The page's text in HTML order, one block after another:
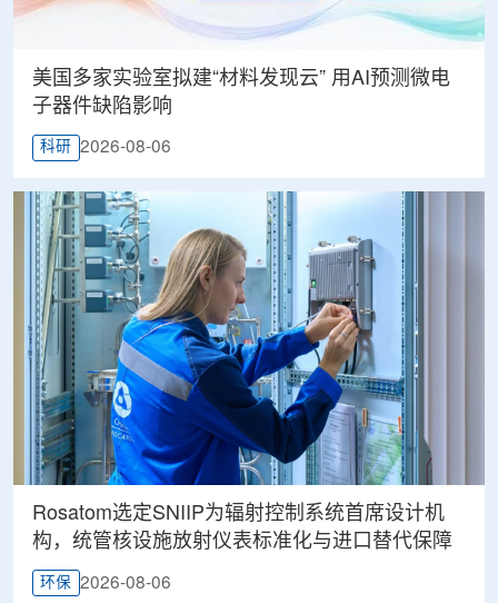
美国多家实验室拟建“材料发现云” 用AI预测微电
子器件缺陷影响
科研 2026-08-06
Rosatom选定SNIIP为辐射控制系统首席设计机
构，统管核设施放射仪表标准化与进口替代保障
环保 2026-08-06